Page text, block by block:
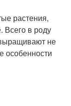
растения,
в роду
не
особенности